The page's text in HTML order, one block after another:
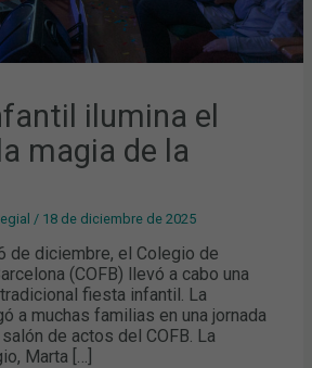
ilumina el
magia de la
/ 18 de diciembre de 2025
de diciembre, el Colegio de
(COFB) llevó a cabo una
fiesta infantil. La
a muchas familias en una jornada
de actos del COFB. La
Marta […]